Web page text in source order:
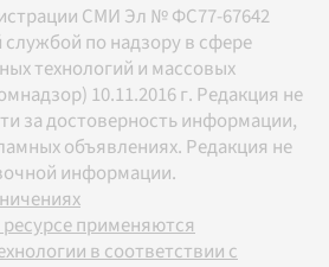
СМИ Эл № ФС77-67642
по надзору в сфере
технологий и массовых
10.11.2016 г. Редакция не
за достоверность информации,
объявлениях. Редакция не
информации.
применяются
в соответствии с